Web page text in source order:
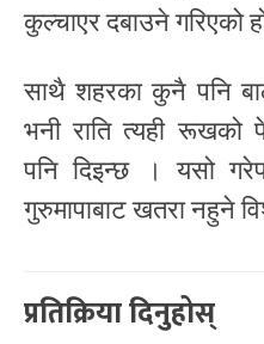
कुल्चाएर दबाउने गरिएको
साथै शहरका कुनै पनि
भनी राति त्यही रूखको
पनि दिइन्छ । यसो
गुरुमापाबाट खतरा नहुने
प्रतिक्रिया दिनुहोस्